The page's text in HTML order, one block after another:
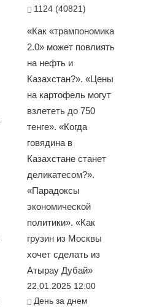
1124 (40821)
«Как «трампономика
2.0» может повлиять
на нефть и
Казахстан?». «Цены
на картофель могут
взлететь до 750
тенге». «Когда
говядина в
Казахстане станет
деликатесом?».
«Парадоксы
экономической
политики». «Как
грузин из Москвы
хочет сделать из
Атырау Дубай»
22.01.2025 12:00
День за днем